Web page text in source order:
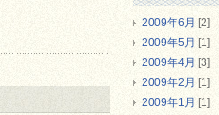
2009年6月 [2]
2009年5月 [1]
2009年4月 [3]
2009年2月 [1]
2009年1月 [1]